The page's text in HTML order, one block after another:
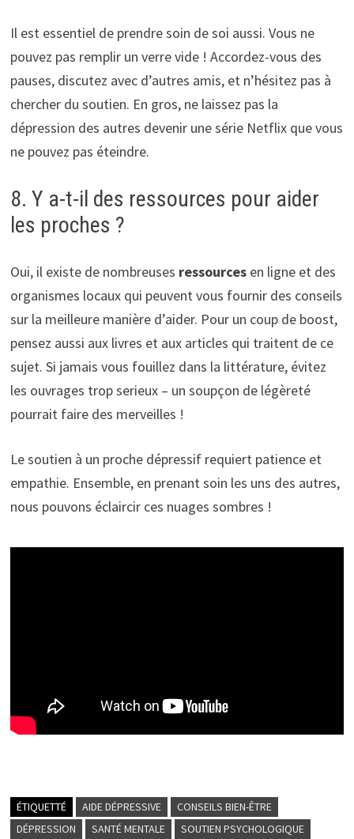
Il est essentiel de prendre soin de soi aussi. Vous ne
pouvez pas remplir un verre vide ! Accordez-vous des
pauses, discutez avec d’autres amis, et n’hésitez pas à
chercher du soutien. En gros, ne laissez pas la
dépression des autres devenir une série Netflix que vous
ne pouvez pas éteindre.
8. Y a-t-il des ressources pour aider
les proches ?
Oui, il existe de nombreuses ressourcesen ligne et des
organismes locaux qui peuvent vous fournir des conseils
sur la meilleure manière d’aider. Pour un coup de boost,
pensez aussi aux livres et aux articles qui traitent de ce
sujet. Si jamais vous fouillez dans la littérature, évitez
les ouvrages trop serieux – un soupçon de légèreté
pourrait faire des merveilles !
Le soutien à un proche dépressif requiert patience et
empathie. Ensemble, en prenant soin les uns des autres,
nous pouvons éclaircir ces nuages sombres !
ÉTIQUETTÉ AIDE DÉPRESSIVE
CONSEILS BIEN-ÊTRE
DÉPRESSION
SANTÉ MENTALE SOUTIEN PSYCHOLOGIQUE